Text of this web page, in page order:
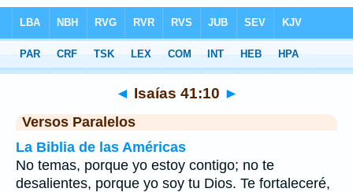
>Isaías > Capítulo 41> Verso 10
◄ Isaías 41:10 ►
Versos Paralelos
La Biblia de las Américas
No temas, porque yo estoy contigo; no te
desalientes, porque yo soy tu Dios. Te fortaleceré,